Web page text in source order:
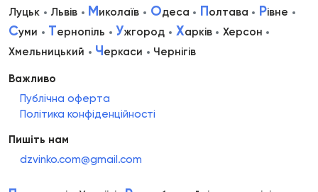
Луцьк
Львів Миколаїв Одеса Полтава Рівне
Суми Тернопіль Ужгород Харків
Херсон
Хмельницький
Черкаси Чернігів
Важливо
Публічна оферта
Політика конфіденційності
Пишіть нам
dzvinko.com@gmail.com